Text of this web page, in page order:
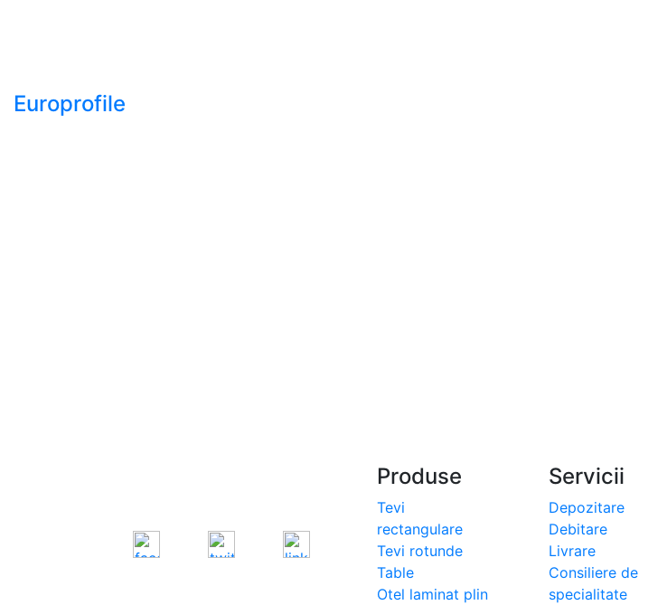
Europrofile
Produse
Tevi
rectangulare
Tevi rotunde
Table
Otel laminat plin
Servicii
Depozitare
Debitare
Livrare
Consiliere de
specialitate